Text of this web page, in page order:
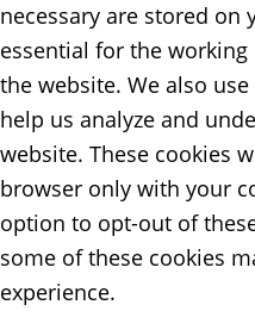
necessary are stored on
essential for the
the website. We also
help us analyze and
website. These cookies
browser only with your
option to opt-out of
some of these cookies
experience.